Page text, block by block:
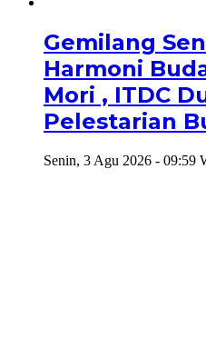
Gemilang
Harmoni
Mori , ITDC
Pelestarian
Senin, 3 Agu 2026 - 09:59